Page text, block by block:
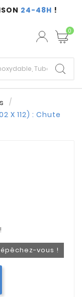
24-48H !
0
X 112) : Chute
vous !